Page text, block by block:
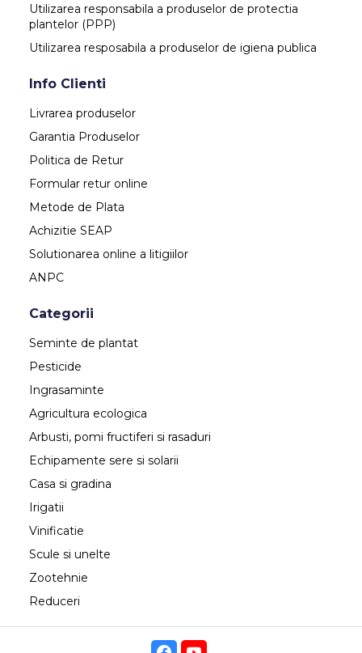
Utilizarea responsabila a produselor de protectia
plantelor (PPP)
Utilizarea resposabila a produselor de igiena publica
Info Clienti
Livrarea produselor
Garantia Produselor
Politica de Retur
Formular retur online
Metode de Plata
Achizitie SEAP
Solutionarea online a litigiilor
ANPC
Categorii
Seminte de plantat
Pesticide
Ingrasaminte
Agricultura ecologica
Arbusti, pomi fructiferi si rasaduri
Echipamente sere si solarii
Casa si gradina
Irigatii
Vinificatie
Scule si unelte
Zootehnie
Reduceri